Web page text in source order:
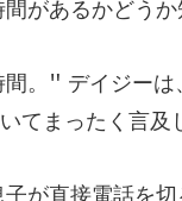
イジーは